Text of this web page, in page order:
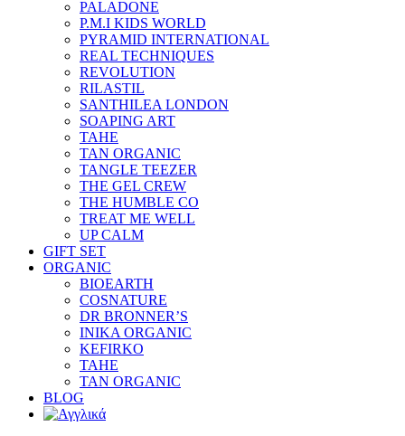
PALADONE
P.M.I KIDS WORLD
PYRAMID INTERNATIONAL
REAL TECHNIQUES
REVOLUTION
RILASTIL
SANTHILEA LONDON
SOAPING ART
TAHE
TAN ORGANIC
TANGLE TEEZER
THE GEL CREW
THE HUMBLE CO
TREAT ME WELL
UP CALM
GIFT SET
ORGANIC
BIOEARTH
COSNATURE
DR BRONNER’S
INIKA ORGANIC
KEFIRKO
TAHE
TAN ORGANIC
BLOG